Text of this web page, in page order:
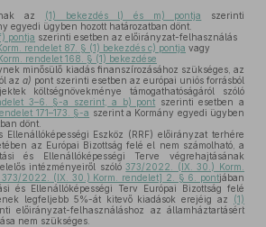
az (1) bekezdés l) és m) pontja
szerinti
egyedi ügyben hozott határozatban dönt.
pontja szerinti esetben az előirányzat-felhasználás
rendelet 87. § (1) bekezdés c) pontja vagy
rendelet 168. § (1) bekezdése
minősülő kiadás finanszírozásához szükséges, az
az a) pont szerinti esetben az európai uniós forrásból
költségnövekménye támogathatóságáról szóló
3–6. §-a szerint, a b) pont szerinti esetben a
171–173. §-a szerint a Kormány egyedi ügyben
dönt.
Ellenállóképességi Eszköz (RRF) előirányzat terhére
az Európai Bizottság felé el nem számolható, a
és Ellenállóképességi Terve végrehajtásának
intézményeiről szóló373/2022. (IX. 30.) Korm.
2022. (IX. 30.) Korm. rendelet] 2. § 6. pontjában
és Ellenállóképességi Terv Európai Bizottság felé
legfeljebb 5%-át kitevő kiadások erejéig az (1)
előirányzat-felhasználáshoz az államháztartásért
nem szükséges.